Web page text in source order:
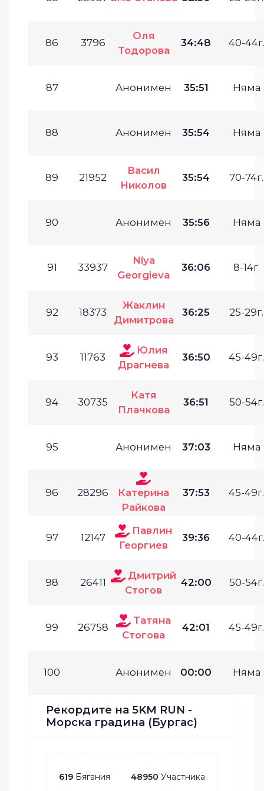
86 3796
Оля
Тодорова
34:48 40-44г.
87 Анонимен 35:51 Няма
88 Анонимен 35:54 Няма
89 21952
Васил
Николов
35:54 70-74г.
90 Анонимен 35:56 Няма
91 33937
Niya
Georgieva
36:06 8-14г.
92 18373
Жаклин
Димитрова
36:25 25-29г.
93 11763
Юлия
Драгнева
36:50 45-49г.
94 30735
Катя
Плачкова
36:51 50-54г.
95 Анонимен 37:03 Няма
96 28296
Катерина
Райкова
37:53 45-49г.
97 12147
Павлин
Георгиев
39:36 40-44г.
98 26411
Дмитрий
Стогов
42:00 50-54г.
99 26758
Татяна
Стогова
42:01 45-49г.
100 Анонимен 00:00 Няма
Рекордите на 5KM RUN -
Морска градина (Бургас)
619 Бягания 48950 Участника